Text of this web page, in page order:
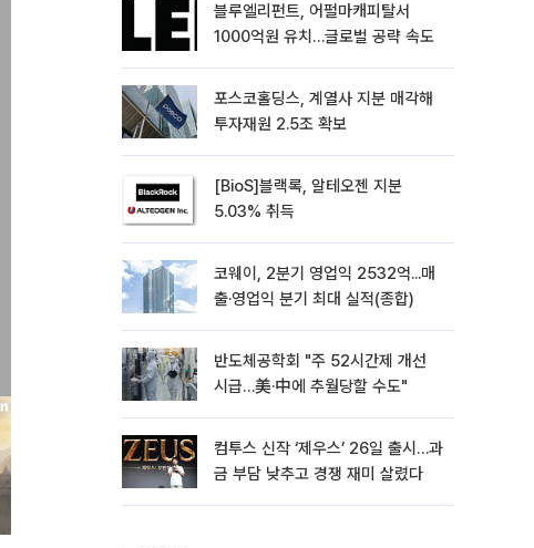
블루엘리펀트, 어펄마캐피탈서
1000억원 유치…글로벌 공략 속도
포스코홀딩스, 계열사 지분 매각해
투자재원 2.5조 확보
[BioS]블랙록, 알테오젠 지분
5.03% 취득
코웨이, 2분기 영업익 2532억...매
출·영업익 분기 최대 실적(종합)
반도체공학회 "주 52시간제 개선
시급…美·中에 추월당할 수도"
컴투스 신작 ‘제우스’ 26일 출시…과
금 부담 낮추고 경쟁 재미 살렸다